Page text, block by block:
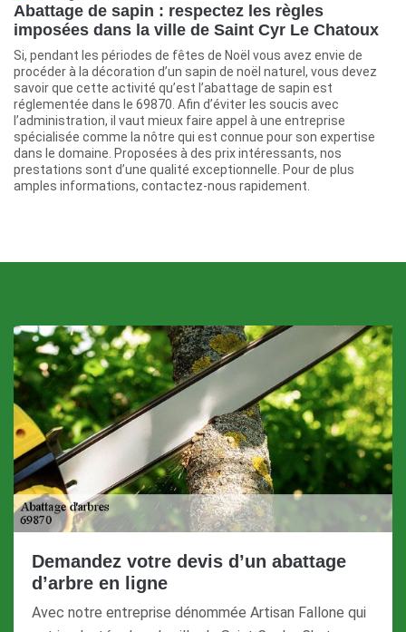
Abattage de sapin : respectez les règles
imposées dans la ville de Saint Cyr Le Chatoux
Si, pendant les périodes de fêtes de Noël vous avez envie de
procéder à la décoration d’un sapin de noël naturel, vous devez
savoir que cette activité qu’est l’abattage de sapin est
réglementée dans le 69870. Afin d’éviter les soucis avec
l’administration, il vaut mieux faire appel à une entreprise
spécialisée comme la nôtre qui est connue pour son expertise
dans le domaine. Proposées à des prix intéressants, nos
prestations sont d’une qualité exceptionnelle. Pour de plus
amples informations, contactez-nous rapidement.
Demandez votre devis d’un abattage
d’arbre en ligne
Avec notre entreprise dénommée Artisan Fallone qui